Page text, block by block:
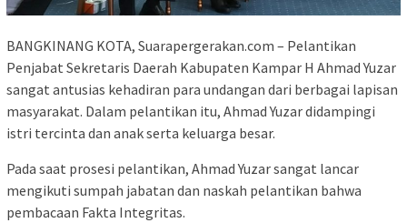
BANGKINANG KOTA, Suarapergerakan.com – Pelantikan
Penjabat Sekretaris Daerah Kabupaten Kampar H Ahmad Yuzar
sangat antusias kehadiran para undangan dari berbagai lapisan
masyarakat. Dalam pelantikan itu, Ahmad Yuzar didampingi
istri tercinta dan anak serta keluarga besar.
Pada saat prosesi pelantikan, Ahmad Yuzar sangat lancar
mengikuti sumpah jabatan dan naskah pelantikan bahwa
pembacaan Fakta Integritas.